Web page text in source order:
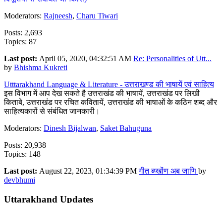
Moderators: Rajneesh, Charu Tiwari
Posts: 2,693
Topics: 87
Last post: April 05, 2020, 04:32:51 AM Re: Personalities of Utt...
by Bhishma Kukreti
Utttarakhand Language & Literature - उत्तराखण्ड की भाषायें एवं साहित्य
इस विभाग में आप देख सकते है उत्तराखंड की भाषायें, उत्तराखंड पर लिखी
किताबे, उत्तराखंड पर रचित कवितायें, उत्तराखंड की भाषाओं के कठिन शब्द और
साहित्यकारों से संबंधित जानकारी।
Moderators: Dinesh Bijalwan, Saket Bahuguna
Posts: 20,938
Topics: 148
Last post: August 22, 2023, 01:34:39 PMगीत ब्य्खोंण अब जाणि by
devbhumi
Uttarakhand Updates